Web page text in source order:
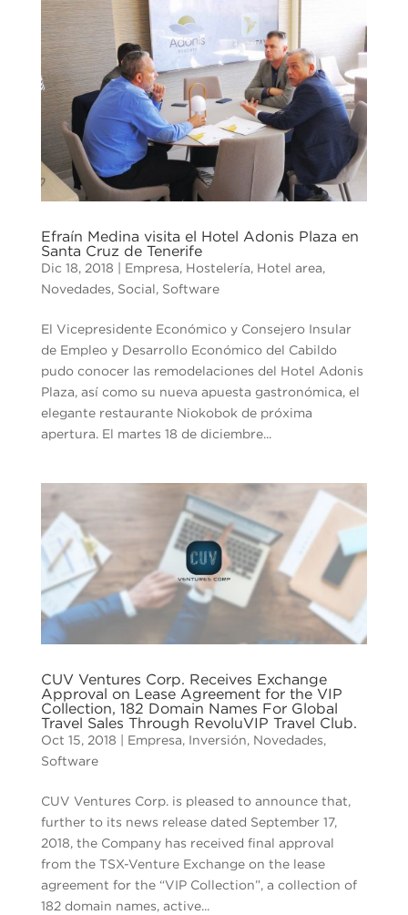
Efraín Medina visita el Hotel Adonis Plaza en
Santa Cruz de Tenerife
Dic 18, 2018 Empresa, Hostelería, Hotel area,
Novedades, Social, Software
El Vicepresidente Económico y Consejero Insular
de Empleo y Desarrollo Económico del Cabildo
pudo conocer las remodelaciones del Hotel Adonis
Plaza, así como su nueva apuesta gastronómica, el
elegante restaurante Niokobok de próxima
apertura. El martes 18 de diciembre...
CUV Ventures Corp. Receives Exchange
Approval on Lease Agreement for the VIP
Collection, 182 Domain Names For Global
Travel Sales Through RevoluVIP Travel Club.
Oct 15, 2018 Empresa, Inversión, Novedades,
Software
CUV Ventures Corp. is pleased to announce that,
further to its news release dated September 17,
2018, the Company has received final approval
from the TSX-Venture Exchange on the lease
agreement for the “VIP Collection”, a collection of
182 domain names, active...